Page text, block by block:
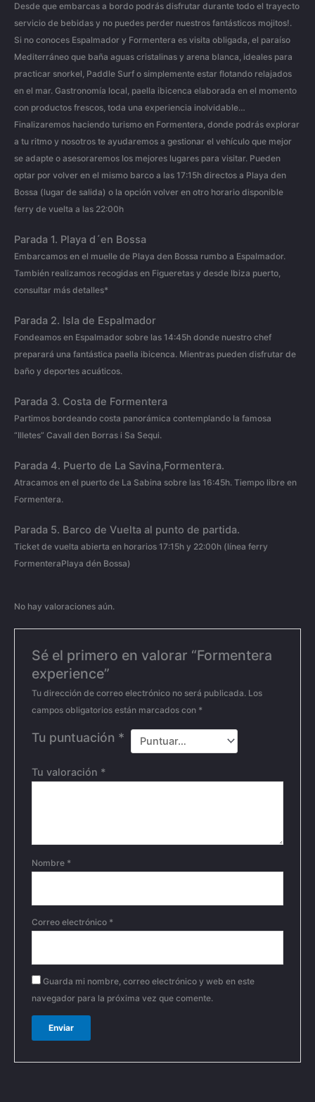
Desde que embarcas a bordo podrás disfrutar durante todo el trayecto
servicio de bebidas y no puedes perder nuestros fantásticos mojitos!.
Si no conoces Espalmador y Formentera es visita obligada, el paraíso
Mediterráneo que baña aguas cristalinas y arena blanca, ideales para
practicar snorkel, Paddle Surf o simplemente estar flotando relajados
en el mar. Gastronomía local, paella ibicenca elaborada en el momento
con productos frescos, toda una experiencia inolvidable…
Finalizaremos haciendo turismo en Formentera, donde podrás explorar
a tu ritmo y nosotros te ayudaremos a gestionar el vehículo que mejor
se adapte o asesoraremos los mejores lugares para visitar. Pueden
optar por volver en el mismo barco a las 17:15h directos a Playa den
Bossa (lugar de salida) o la opción volver en otro horario disponible
ferry de vuelta a las 22:00h
Parada 1. Playa d´en Bossa
Embarcamos en el muelle de Playa den Bossa rumbo a Espalmador.
También realizamos recogidas en Figueretas y desde Ibiza puerto,
consultar más detalles*
Parada 2. Isla de Espalmador
Fondeamos en Espalmador sobre las 14:45h donde nuestro chef
preparará una fantástica paella ibicenca. Mientras pueden disfrutar de
baño y deportes acuáticos.
Parada 3. Costa de Formentera
Partimos bordeando costa panorámica contemplando la famosa
“Illetes” Cavall den Borras i Sa Sequi.
Parada 4. Puerto de La Savina,Formentera.
Atracamos en el puerto de La Sabina sobre las 16:45h. Tiempo libre en
Formentera.
Parada 5. Barco de Vuelta al punto de partida.
Ticket de vuelta abierta en horarios 17:15h y 22:00h (línea ferry
FormenteraPlaya dén Bossa)
No hay valoraciones aún.
Sé el primero en valorar “Formentera
experience”
Tu dirección de correo electrónico no será publicada. Los
campos obligatorios están marcados con *
Tu puntuación *
Tu valoración *
Nombre *
Correo electrónico *
Guarda mi nombre, correo electrónico y web en este
navegador para la próxima vez que comente.